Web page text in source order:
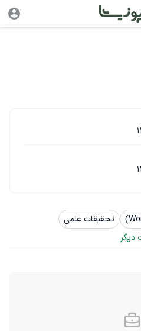
تحقیقات علمی
دیگر